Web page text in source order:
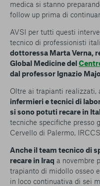
medica si stanno
follow up prima di
AVSI per tutti questi
tecnico di professionisti
dottoressa Marta Verna,
Global Medicine del
dal professor Ignazio
Oltre ai trapianti realizzati,
infermieri e tecnici di
si sono potuti recare in
tecniche specifiche presso
Cervello di Palermo,
Anche il team tecnico di
recare in Iraq a novembre
trapianto di midollo osseo
in loco continuativa di sei